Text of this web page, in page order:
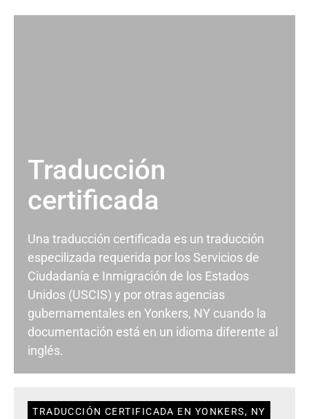
Traducción
certificada
Una traducción certificada es un traducción
especilizada requerida por los Servicios de
Ciudadanía e Inmigración de los Estados
Unidos (USCIS) y por otras agencias
gubernamentales en Yonkers, NY cuando la
documentación está en un idioma diferente al
inglés.
TRADUCCIÓN CERTIFICADA EN YONKERS, NY